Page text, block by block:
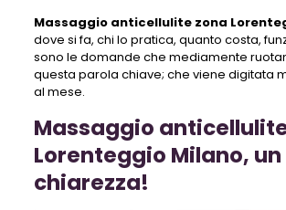
Massaggio anticellulite zona
dove si fa, chi lo pratica, quanto costa,
sono le domande che mediamente
questa parola chiave; che viene digitata
al mese.
Massaggio
Lorenteggio Milano, un
chiarezza!